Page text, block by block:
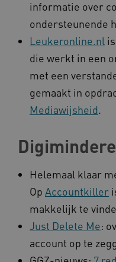
informatie over
ondersteunende
Leukeronline.nl
die werkt in een
met een
gemaakt in
Mediawijsheid.
Helemaal klaar
Op Accountkiller
makkelijk te
Just Delete Me:
account op te
ARRAffinity
AWSALBCORS